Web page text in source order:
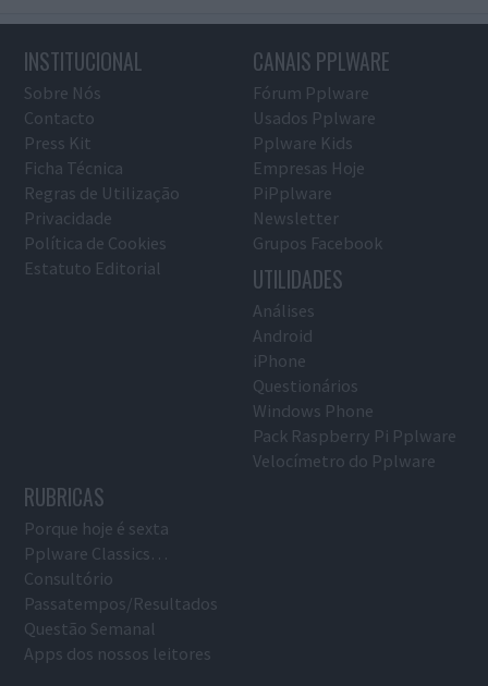
INSTITUCIONAL
Sobre Nós
Contacto
Press Kit
Ficha Técnica
Regras de Utilização
Privacidade
Política de Cookies
Estatuto Editorial
CANAIS PPLWARE
Fórum Pplware
Usados Pplware
Pplware Kids
Empresas Hoje
PiPplware
Newsletter
Grupos Facebook
UTILIDADES
Análises
Android
iPhone
Questionários
Windows Phone
Pack Raspberry Pi Pplware
Velocímetro do Pplware
RUBRICAS
Porque hoje é sexta
Pplware Classics…
Consultório
Passatempos/Resultados
Questão Semanal
Apps dos nossos leitores